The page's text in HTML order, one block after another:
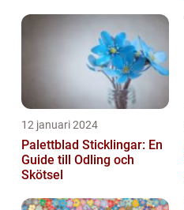
12 januari 2024
Palettblad Sticklingar: En
Guide till Odling och
Skötsel